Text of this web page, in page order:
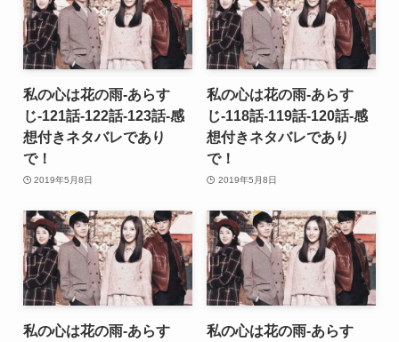
私の心は花の雨-あらす
じ-121話-122話-123話-感
想付きネタバレであり
で！
2019年5月8日
私の心は花の雨-あらす
じ-118話-119話-120話-感
想付きネタバレであり
で！
2019年5月8日
私の心は花の雨-あらす
私の心は花の雨-あらす